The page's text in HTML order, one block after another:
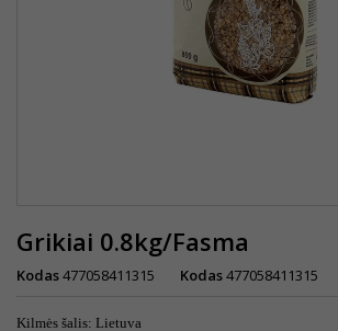
Grikiai 0.8kg/Fasma
Kodas477058411315 Kodas477058411315
Kilmės šalis: Lietuva